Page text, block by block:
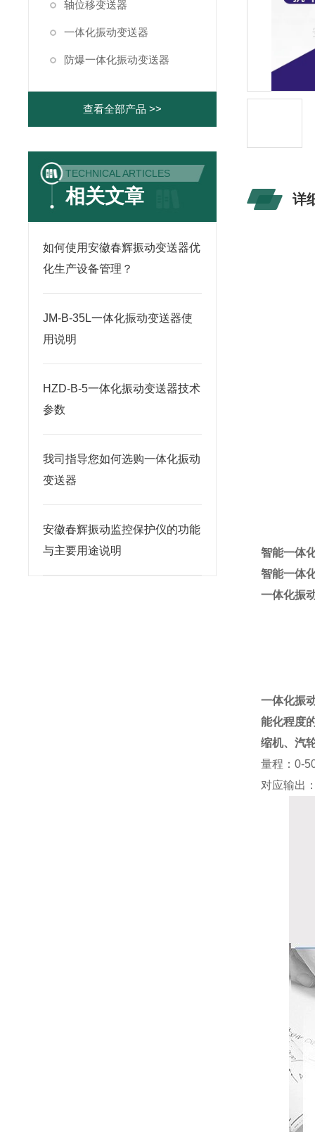
轴位移变送器
一体化振动变送器
防爆一体化振动变送器
查看全部产品 >>
TECHNICAL ARTICLES
相关文章
如何使用安徽春辉振动变送器优
化生产设备管理？
JM-B-35L一体化振动变送器使
用说明
HZD-B-5一体化振动变送器技术
参数
我司指导您如何选购一体化振动
变送器
安徽春辉振动监控保护仪的功能
与主要用途说明
详
智能一体
智能一体
一体化振
一体化振
能化程度
缩机、汽
量程：0-
对应输出